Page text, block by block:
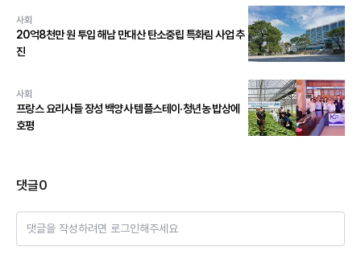
사회
20억8천만 원 투입 해남 만대산 탄소중립 특화림 사업 추
진
사회
프랑스 요리사들 장성 백양사 템플스테이·청년농 밥상에
호평
댓글0
댓글을 작성하려면 로그인해주세요